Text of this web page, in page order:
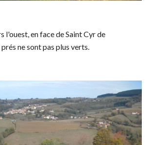
l'ouest, en face de Saint Cyr de
ne sont pas plus verts.